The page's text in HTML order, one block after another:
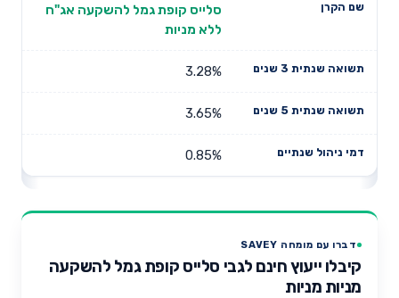
סלייס קופת גמל להשקעה אג"ח
ללא מניות
3.28%
3.65%
0.85%
דברו עם מומחה SAVEY
קיבלו ייעוץ חינם לגבי סלייס קופת גמל להשקעה
מניות מניות